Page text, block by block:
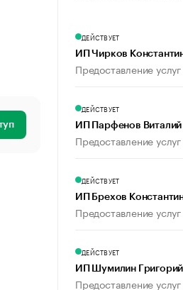
ДЕЙСТВУЕТ
ИП Чирков
Предоставление
ДЕЙСТВУЕТ
ИП Парфенов
Предоставление
ДЕЙСТВУЕТ
ИП Брехов
Предоставление
ДЕЙСТВУЕТ
ИП Шумилин
Предоставление